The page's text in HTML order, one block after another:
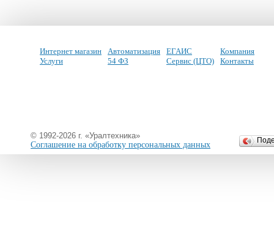
Интернет магазин
Услуги
Автоматизация
54 ФЗ
ЕГАИС
Сервис (ЦТО)
Компания
Контакты
© 1992-2026 г. «Уралтехника»
Соглашение на обработку персональных данных